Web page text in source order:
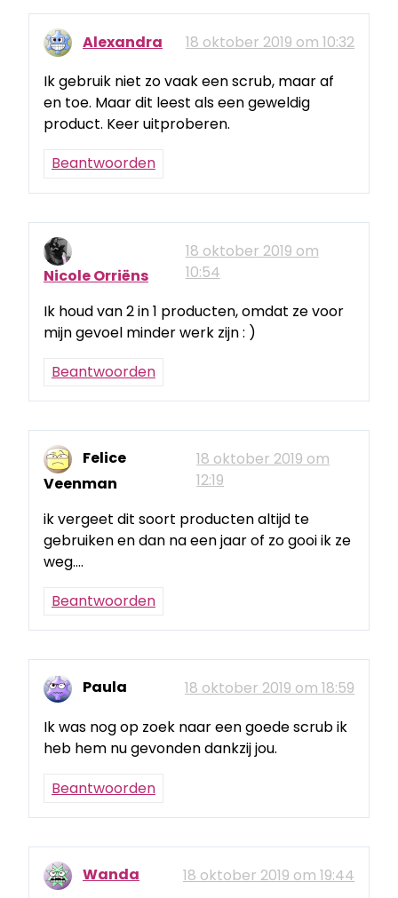
Alexandra
18 oktober 2019 om 10:32
Ik gebruik niet zo vaak een scrub, maar af
en toe. Maar dit leest als een geweldig
product. Keer uitproberen.
Beantwoorden
Nicole Orriëns
18 oktober 2019 om
10:54
Ik houd van 2 in 1 producten, omdat ze voor
mijn gevoel minder werk zijn : )
Beantwoorden
Felice
Veenman
18 oktober 2019 om
12:19
ik vergeet dit soort producten altijd te
gebruiken en dan na een jaar of zo gooi ik ze
weg….
Beantwoorden
Paula
18 oktober 2019 om 18:59
Ik was nog op zoek naar een goede scrub ik
heb hem nu gevonden dankzij jou.
Beantwoorden
Wanda
18 oktober 2019 om 19:44